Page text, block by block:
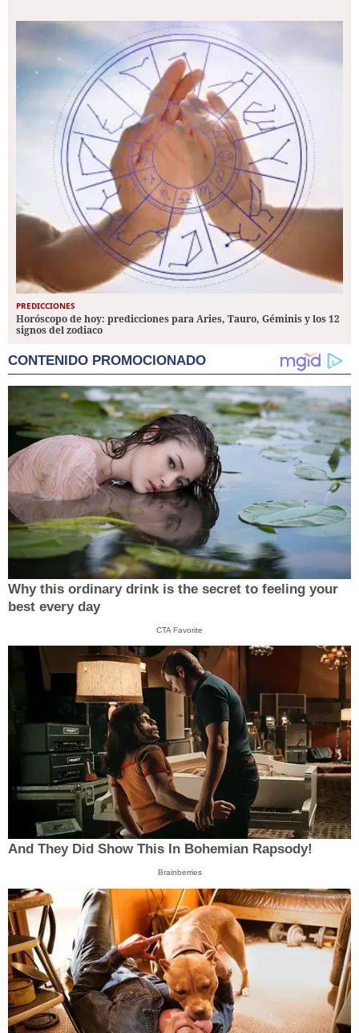
PREDICCIONES
Horóscopo de hoy: predicciones para Aries, Tauro, Géminis y los 12
signos del zodiaco
CONTENIDO PROMOCIONADO
Why this ordinary drink is the secret to feeling your
best every day
CTA Favorite
And They Did Show This In Bohemian Rapsody!
Brainberries